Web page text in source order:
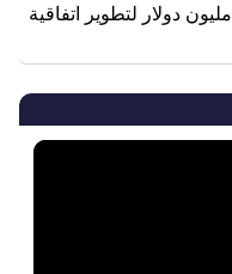
روبيو: خصصت الولايات المتحدة 201 مليون دولار لتطوير اتفاقية